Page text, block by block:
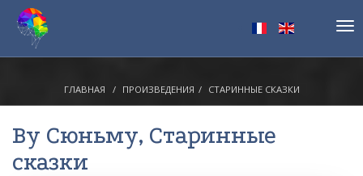
ГЛАВНАЯ ПРОИЗВЕДЕНИЯ СТАРИННЫЕ СКАЗКИ
Ву Сюньму, Старинные
сказки